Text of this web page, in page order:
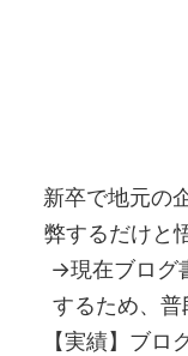
新卒で地元の
弊するだけと
→現在ブログ
するため、普
【実績】ブ